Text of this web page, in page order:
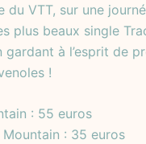
du VTT, sur une
plus beaux single
gardant à l’esprit de
!
: 55 euros
: 35 euros